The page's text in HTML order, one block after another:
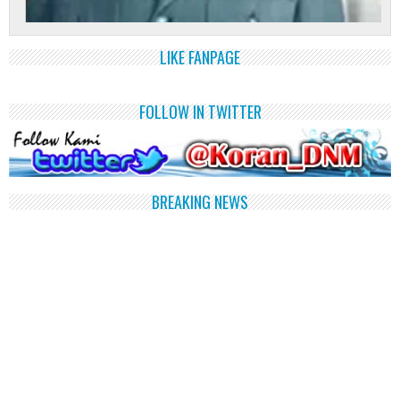
LIKE FANPAGE
FOLLOW IN TWITTER
BREAKING NEWS